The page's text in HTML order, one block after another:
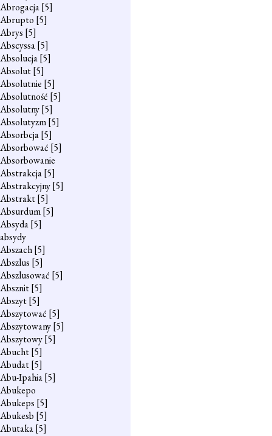
Abrogacja[5]
Abrupto [5]
Abrys [5]
Abscyssa[5]
Absolucja[5]
Absolut[5]
Absolutnie [5]
Absolutność [5]
Absolutny[5]
Absolutyzm[5]
Absorbcja[5]
Absorbować [5]
Absorbowanie
Abstrakcja[5]
Abstrakcyjny[5]
Abstrakt[5]
Absurdum[5]
Absyda[5]
absydy
Abszach[5]
Abszlus [5]
Abszlusować [5]
Absznit[5]
Abszyt[5]
Abszytować [5]
Abszytowany[5]
Abszytowy[5]
Abucht[5]
Abudat[5]
Abu-Ipahia[5]
Abukepo
Abukeps [5]
Abukesb [5]
Abutaka[5]